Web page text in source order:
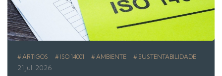
ARTIGOS ISO 14001 AMBIENTE SUSTENTABILIDADE
21 Jul. 2026